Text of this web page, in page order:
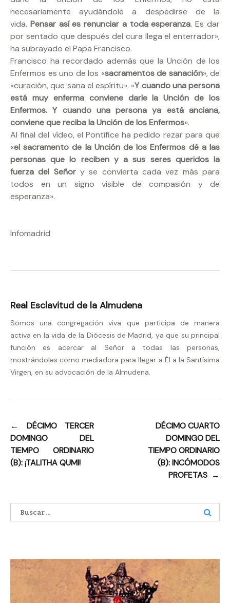
necesariamente ayudándole a despedirse de la
vida. Pensar así es renunciar a toda esperanza. Es dar
por sentado que después del cura llega el enterrador»,
ha subrayado el Papa Francisco.
Francisco ha recordado además que la Unción de los
Enfermos es uno de los «sacramentos de sanación», de
«curación, que sana el espíritu». «Y cuando una persona
está muy enferma conviene darle la Unción de los
Enfermos. Y cuando una persona ya está anciana,
conviene que reciba la Unción de los Enfermos».
Al final del vídeo, el Pontífice ha pedido rezar para que
«el sacramento de la Unción de los Enfermos dé a las
personas que lo reciben y a sus seres queridos la
fuerza del Señory se convierta cada vez más para
todos en un signo visible de compasión y de
esperanza».
Infomadrid
Real Esclavitud de la Almudena
Somos una congregación viva que participa de manera
activa en la vida de la Diócesis de Madrid, ya que su principal
función es acercar al Señor a todas las personas,
mostrándoles como mediadora para llegar a Él a la Santísima
Virgen, en su advocación de la Almudena.
Navegación
de
entradas
←
DÉCIMO TERCER
DOMINGO DEL
TIEMPO ORDINARIO
(B): ¡TALITHA QUMI!
DÉCIMO CUARTO
DOMINGO DEL
TIEMPO ORDINARIO
(B): INCÓMODOS
PROFETAS →
Buscar: